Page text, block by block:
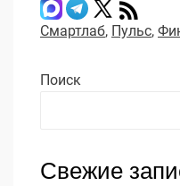
Смартлаб, Пульс,
Поиск
Свежие